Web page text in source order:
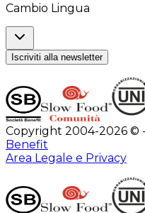
Cambio Lingua
Iscriviti alla newsletter
Copyright 2004-2026 ©
Benefit
Area Legale e Privacy